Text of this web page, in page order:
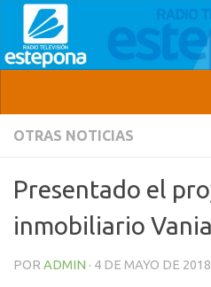
OTRAS NOTICIAS
Presentado el
inmobiliario
POR ADMIN · 4 DE MAYO DE 2018